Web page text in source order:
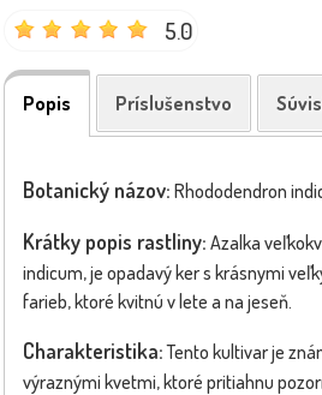
5.0
Popis Príslušenstvo
Botanický názov: Rhododendron
Krátky popis rastliny: Azalka
indicum, je opadavý ker s krásnymi
farieb, ktoré kvitnú v lete a na jeseň.
Charakteristika:Tento kultivar je
výraznými kvetmi, ktoré pritiahnu